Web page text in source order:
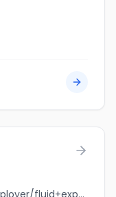
jobbank.gc.ca/browsejobs/employer/fluid+exponents+inc./ca